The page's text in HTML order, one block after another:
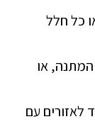
כל חלל
או
לאזורים עם